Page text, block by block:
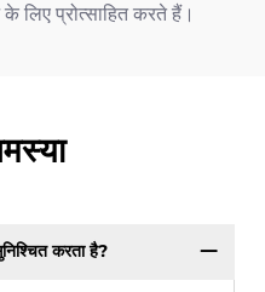
लिए प्रोत्साहित करते हैं।
करता है?